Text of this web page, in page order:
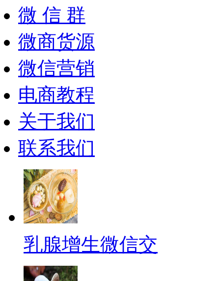
微 信 群
微商货源
微信营销
电商教程
关于我们
联系我们
乳腺增生微信交